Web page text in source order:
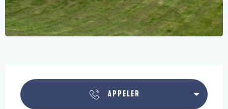
APPELER